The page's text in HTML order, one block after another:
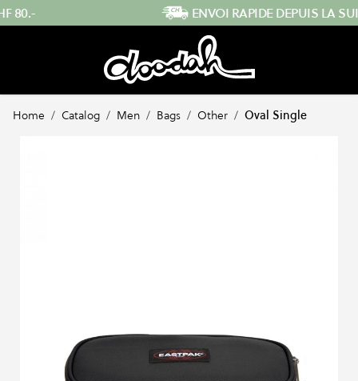
Skip to Content
ENVOI RAPIDE DEPUIS LA SUISSE
Home / Catalog / Men / Bags / Other / Oval Single